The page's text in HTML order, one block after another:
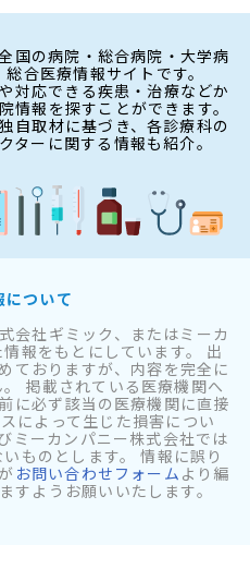
国の病院・総合病院・大学病
合医療情報サイトです。
対応できる疾患・治療などか
情報を探すことができます。
自取材に基づき、各診療科の
ターに関する情報も紹介。
について
会社ギミック、またはミーカ
報をもとにしています。 出
ておりますが、内容を完全に
掲載されている医療機関へ
に必ず該当の医療機関に直接
によって生じた損害につい
ミーカンパニー株式会社では
ものとします。 情報に誤り
お問い合わせフォーム より編
すようお願いいたします。